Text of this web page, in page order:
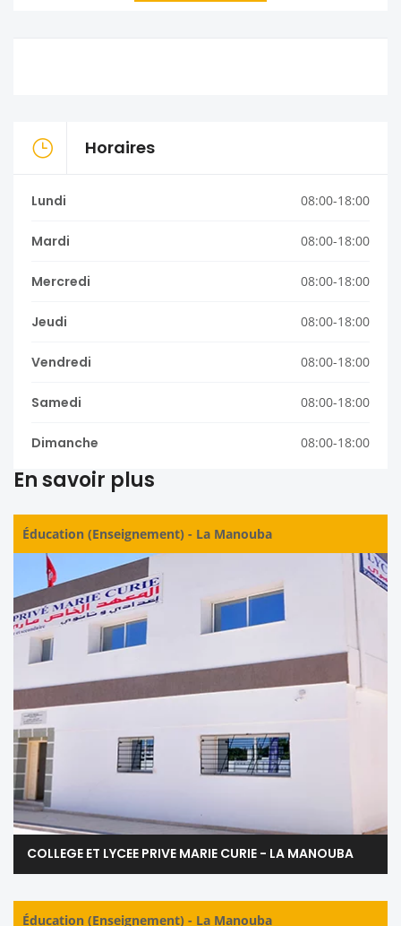
Horaires
Lundi 08:00-18:00
Mardi 08:00-18:00
Mercredi 08:00-18:00
Jeudi 08:00-18:00
Vendredi 08:00-18:00
Samedi 08:00-18:00
Dimanche 08:00-18:00
En savoir plus
Éducation (Enseignement) - La Manouba
COLLEGE ET LYCEE PRIVE MARIE CURIE - LA MANOUBA
Éducation (Enseignement) - La Manouba